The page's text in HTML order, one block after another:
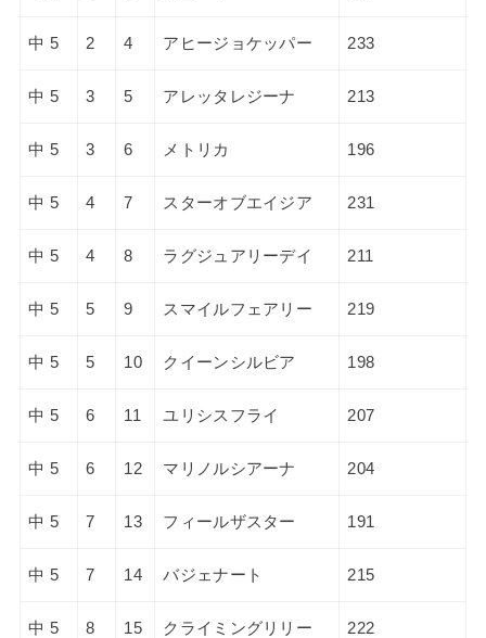
中 5 2 4 アヒージョケッパー 233
中 5 3 5 アレッタレジーナ 213
中 5 3 6 メトリカ 196
中 5 4 7 スターオブエイジア 231
中 5 4 8 ラグジュアリーデイ 211
中 5 5 9 スマイルフェアリー 219
中 5 5 10 クイーンシルビア 198
中 5 6 11 ユリシスフライ 207
中 5 6 12 マリノルシアーナ 204
中 5 7 13 フィールザスター 191
中 5 7 14 バジェナート 215
中 5 8 15 クライミングリリー 222